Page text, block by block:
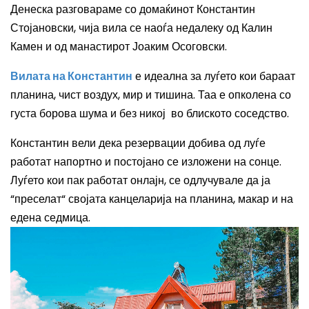
Денеска разговараме со домаќинот Константин
Стојановски, чија вила се наоѓа недалеку од Калин
Камен и од манастирот Јоаким Осоговски.
Вилата на Константин е идеална за луѓето кои бараат
планина, чист воздух, мир и тишина. Таа е опколена со
густа борова шума и без никој во блискотососедство.
Константин вели дека резервации добива од луѓе
работат напортно и постојано се изложени на сонце.
Луѓето кои пак работат онлајн, се одлучувале да ја
“преселат“ својата канцеларија на планина, макар и на
едена седмица.